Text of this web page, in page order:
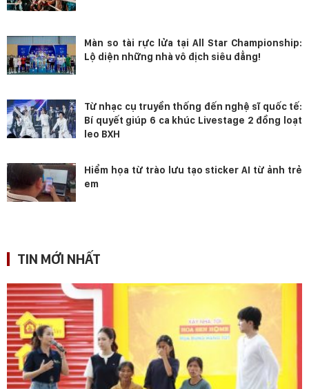
Màn so tài rực lửa tại All Star Championship:
Lộ diện những nhà vô địch siêu đẳng!
Từ nhạc cụ truyền thống đến nghệ sĩ quốc tế:
Bí quyết giúp 6 ca khúc Livestage 2 đồng loạt
leo BXH
Hiểm họa từ trào lưu tạo sticker AI từ ảnh trẻ
em
TIN MỚI NHẤT